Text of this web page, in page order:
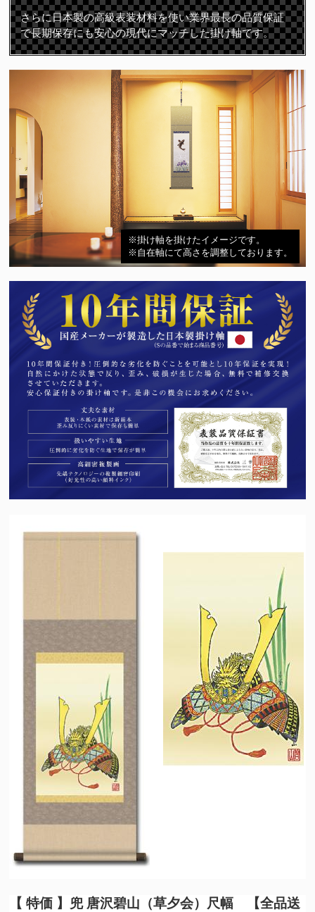
さらに日本製の高級表装材料を使い業界最長の品質保証
で長期保存にも安心の現代にマッチした掛け軸です。
※掛け軸を掛けたイメージです。
※自在軸にて高さを調整しております。
【 特価 】 兜 唐沢碧山（草夕会）尺幅 【全品送